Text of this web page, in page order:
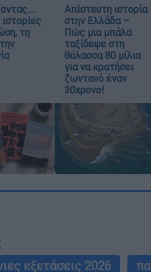
τη
Απίστευτη ιστορία
στην Ελλάδα –
Πώς μια μπάλα
ταξίδεψε στη
θάλασσα 80 μίλια
για να κρατήσει
ζωντανό έναν
30χρονο!
εξετάσεις 2026